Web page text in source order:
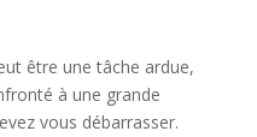
être une tâche ardue,
à une grande
vous débarrasser.